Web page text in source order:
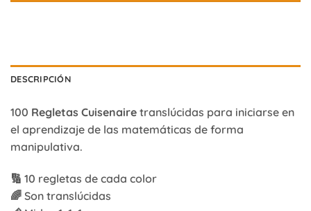
DESCRIPCIÓN
100 Regletas Cuisenaire translúcidas para iniciarse en
el aprendizaje de las matemáticas de forma
manipulativa.
🔢 10 regletas de cada color
🌈 Son translúcidas